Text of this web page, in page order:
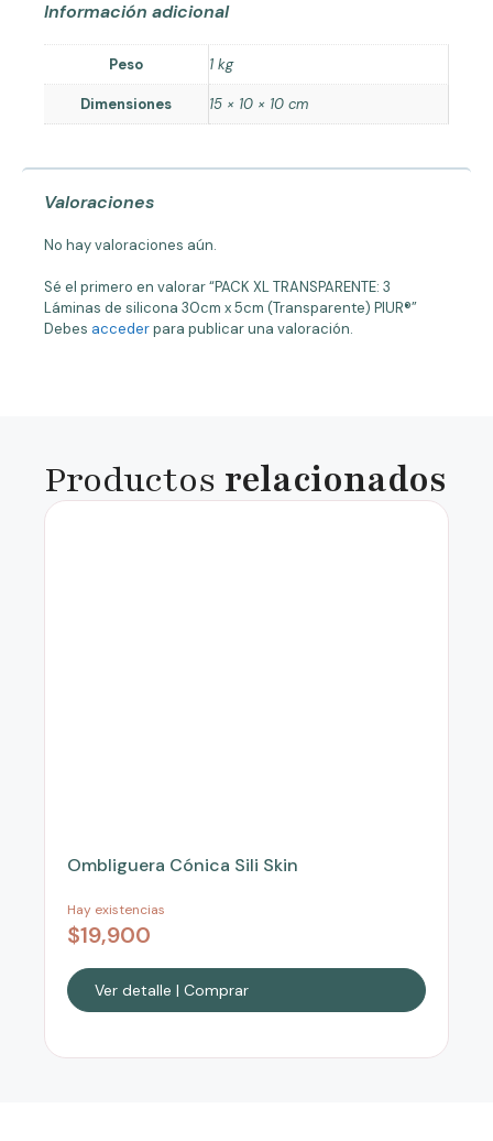
Información adicional
Peso 1 kg
Dimensiones 15 × 10 × 10 cm
Valoraciones
No hay valoraciones aún.
Sé el primero en valorar “PACK XL TRANSPARENTE: 3
Láminas de silicona 30cm x 5cm (Transparente) PIUR®”
Debes accederpara publicar una valoración.
Productos relacionados
Ombliguera Cónica Sili Skin
Hay existencias
$19,900
Ver detalle | Comprar